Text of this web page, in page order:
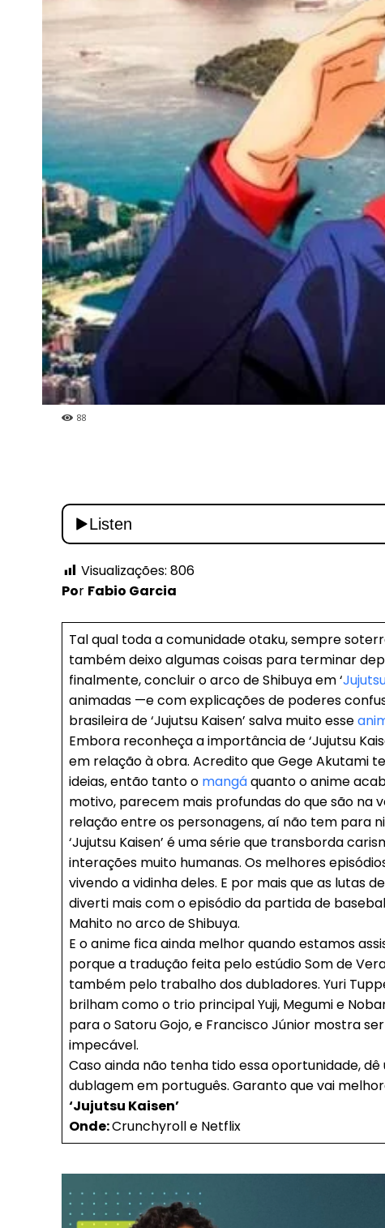
Free
Included for free:
Praesent euismod ac
88
Visualizações: 806
Por Fabio Garcia
Tal qual toda a comunidade otaku, sempre
também deixo algumas coisas para terminar
finalmente, concluir o arco de Shibuya em ‘
animadas —e com explicações de poderes
brasileira de ‘Jujutsu Kaisen’ salva muito esse
Embora reconheça a importância de ‘Jujutsu
em relação à obra. Acredito que Gege Akutami
ideias, então tanto o mangáquanto o anime
motivo, parecem mais profundas do que são na
relação entre os personagens, aí não tem para
‘Jujutsu Kaisen’ é uma série que transborda
interações muito humanas. Os melhores
vivendo a vidinha deles. E por mais que as lutas
diverti mais com o episódio da partida de
Mahito no arco de Shibuya.
E o anime fica ainda melhor quando estamos
porque a tradução feita pelo estúdio Som de
também pelo trabalho dos dubladores. Yuri
brilham como o trio principal Yuji, Megumi e
para o Satoru Gojo, e Francisco Júnior mostra
impecável.
Caso ainda não tenha tido essa oportunidade, dê
dublagem em português. Garanto que vai
‘Jujutsu Kaisen’
Onde:Crunchyroll e Netflix